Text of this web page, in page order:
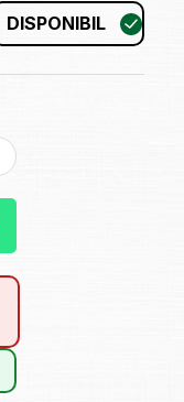
DISPONIBIL